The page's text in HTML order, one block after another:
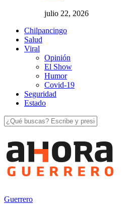
julio 22, 2026
Chilpancingo
Salud
Viral
Opinión
El Show
Humor
Covid-19
Seguridad
Estado
Guerrero